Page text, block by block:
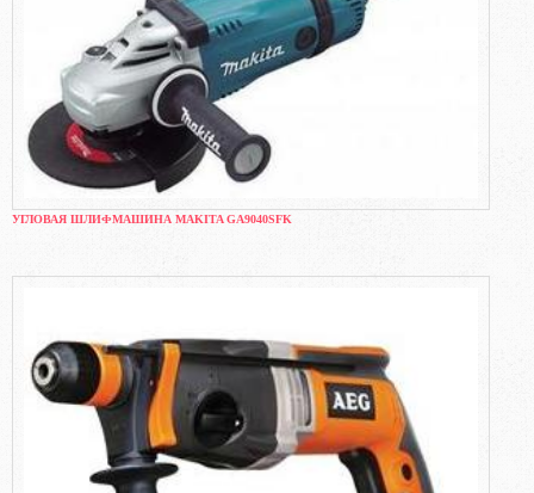
УГЛОВАЯ ШЛИФМАШИНА MAKITA GA9040SFK